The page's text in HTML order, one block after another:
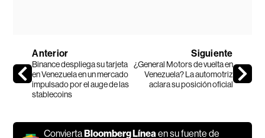
Anterior
Binance despliega su tarjeta
en Venezuela en un mercado
impulsado por el auge de las
stablecoins
Siguiente
¿General Motors de vuelta en
Venezuela? La automotriz
aclara su posición oficial
ConviertaBloomberg Línea en su fuente de